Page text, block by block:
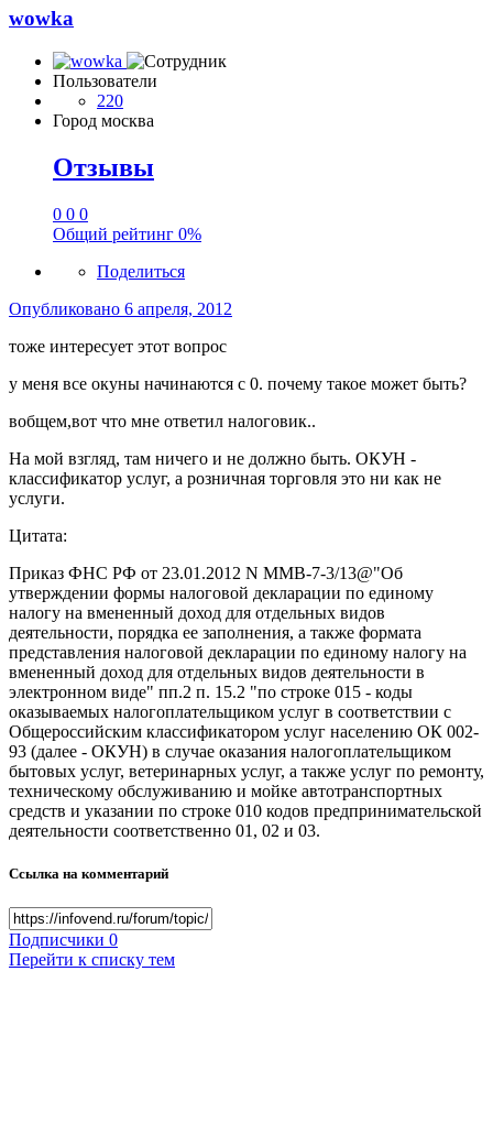
wowka
Пользователи
220
Город москва
Отзывы
0 0 0
Общий рейтинг 0%
Поделиться
Опубликовано 6 апреля, 2012
тоже интересует этот вопрос
у меня все окуны начинаются с 0. почему такое может быть?
вобщем,вот что мне ответил налоговик..
На мой взгляд, там ничего и не должно быть. ОКУН -
классификатор услуг, а розничная торговля это ни как не
услуги.
Цитата:
Приказ ФНС РФ от 23.01.2012 N ММВ-7-3/13@"Об
утверждении формы налоговой декларации по единому
налогу на вмененный доход для отдельных видов
деятельности, порядка ее заполнения, а также формата
представления налоговой декларации по единому налогу на
вмененный доход для отдельных видов деятельности в
электронном виде" пп.2 п. 15.2 "по строке 015 - коды
оказываемых налогоплательщиком услуг в соответствии с
Общероссийским классификатором услуг населению ОК 002-
93 (далее - ОКУН) в случае оказания налогоплательщиком
бытовых услуг, ветеринарных услуг, а также услуг по ремонту,
техническому обслуживанию и мойке автотранспортных
средств и указании по строке 010 кодов предпринимательской
деятельности соответственно 01, 02 и 03.
Ссылка на комментарий
Подписчики 0
Перейти к списку тем